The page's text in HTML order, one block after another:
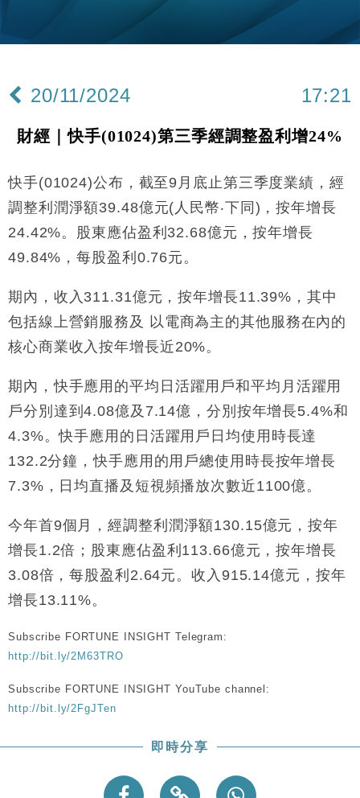
財經｜黑石傳再籌逾360億美元 支援Anthropic租用
18:15
本地｜新世界K11 9月升級會員制度 增鉑金卡級別鎖
17:40
財經｜本港6月零售額連升14個月 珠寶鐘錶銷售升勢
16:33
財經｜滙控重啟最多10億美元回購 派息比率目標維持
50%
15:59
財經｜SA售股自救後再出手 斥4億美元押注未上市公
司
11:30
財經｜精星香港夥菜鳥拓全球智慧倉儲市場 加快海外
14:50
地產｜大酒店中期轉賺2300萬元 斥21億翻新香港及
東京半島
13:12
國際｜特朗普赴洛杉磯高球場活動前 男子攜槍彈被捕
12:30
財經｜香港7月PMI回落至51 企業擴張放慢兼縮減人
手
財經｜黑石傳再籌逾360億美元 支援Anthropic租用
Google晶片
10:57
財經｜美商務部擬擴大金屬關稅範圍 14類產品或加徵
25%
定高消費客群
17:40
財經｜本港6月零售額連升14個月 珠寶鐘錶銷售升勢
最強
財經｜滙控重啟最多10億美元回購 派息比率目標維持
50%
20/11/2024 17:21
財經｜快手(01024)第三季經調整盈利增24%
快手(01024)公布，截至9月底止第三季度業績，經
調整利潤淨額39.48億元(人民幣‧下同)，按年增長
24.42%。股東應佔盈利32.68億元，按年增長
49.84%，每股盈利0.76元。
期內，收入311.31億元，按年增長11.39%，其中
包括線上營銷服務及 以電商為主的其他服務在內的
核心商業收入按年增長近20%。
期內，快手應用的平均日活躍用戶和平均月活躍用
戶分別達到4.08億及7.14億，分別按年增長5.4%和
4.3%。快手應用的日活躍用戶日均使用時長達
132.2分鐘，快手應用的用戶總使用時長按年增長
7.3%，日均直播及短視頻播放次數近1100億。
今年首9個月，經調整利潤淨額130.15億元，按年
增長1.2倍；股東應佔盈利113.66億元，按年增長
3.08倍，每股盈利2.64元。收入915.14億元，按年
增長13.11%。
Subscribe FORTUNE INSIGHT Telegram:
http://bit.ly/2M63TRO
Subscribe FORTUNE INSIGHT YouTube channel:
http://bit.ly/2FgJTen
即時分享